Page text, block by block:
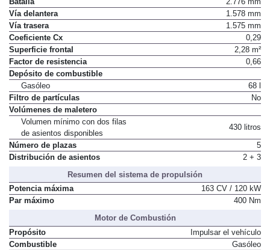
Vía delantera
1.578 mm
Vía trasera
1.575 mm
Coeficiente Cx
0,29
Superficie frontal
2,28 m²
Factor de resistencia
0,66
Depósito de combustible
Gasóleo
68 l
Filtro de partículas
No
Volúmenes de maletero
Volumen mínimo con dos filas
de asientos disponibles
430 litros
Número de plazas
5
Distribución de asientos
2 + 3
Resumen del sistema de propulsión
Potencia máxima
163 CV / 120 kW
Par máximo
400 Nm
Motor de Combustión
Propósito
Impulsar el vehículo
Combustible
Gasóleo